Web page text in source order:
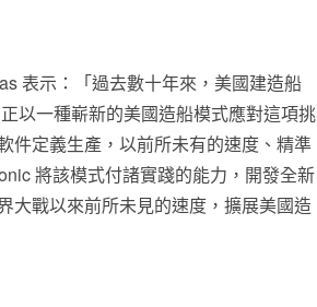
表示：「過去數十年來，美國建造船
以一種嶄新的美國造船模式應對這項挑
件定義生產，以前所未有的速度、精準
將該模式付諸實踐的能力，開發全新
大戰以來前所未見的速度，擴展美國造